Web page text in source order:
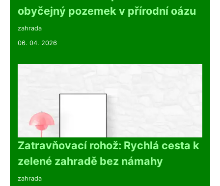
obyčejný pozemek v přírodní oázu
zahrada
06. 04. 2026
Zatravňovací rohož: Rychlá cesta k
zelené zahradě bez námahy
zahrada